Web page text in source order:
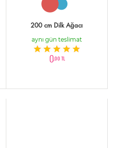
200 cm Dilk Ağacı
aynı gün teslimat
0,00 TL